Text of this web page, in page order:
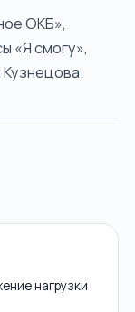
ОКБ»,
«Я смогу»,
нагрузки